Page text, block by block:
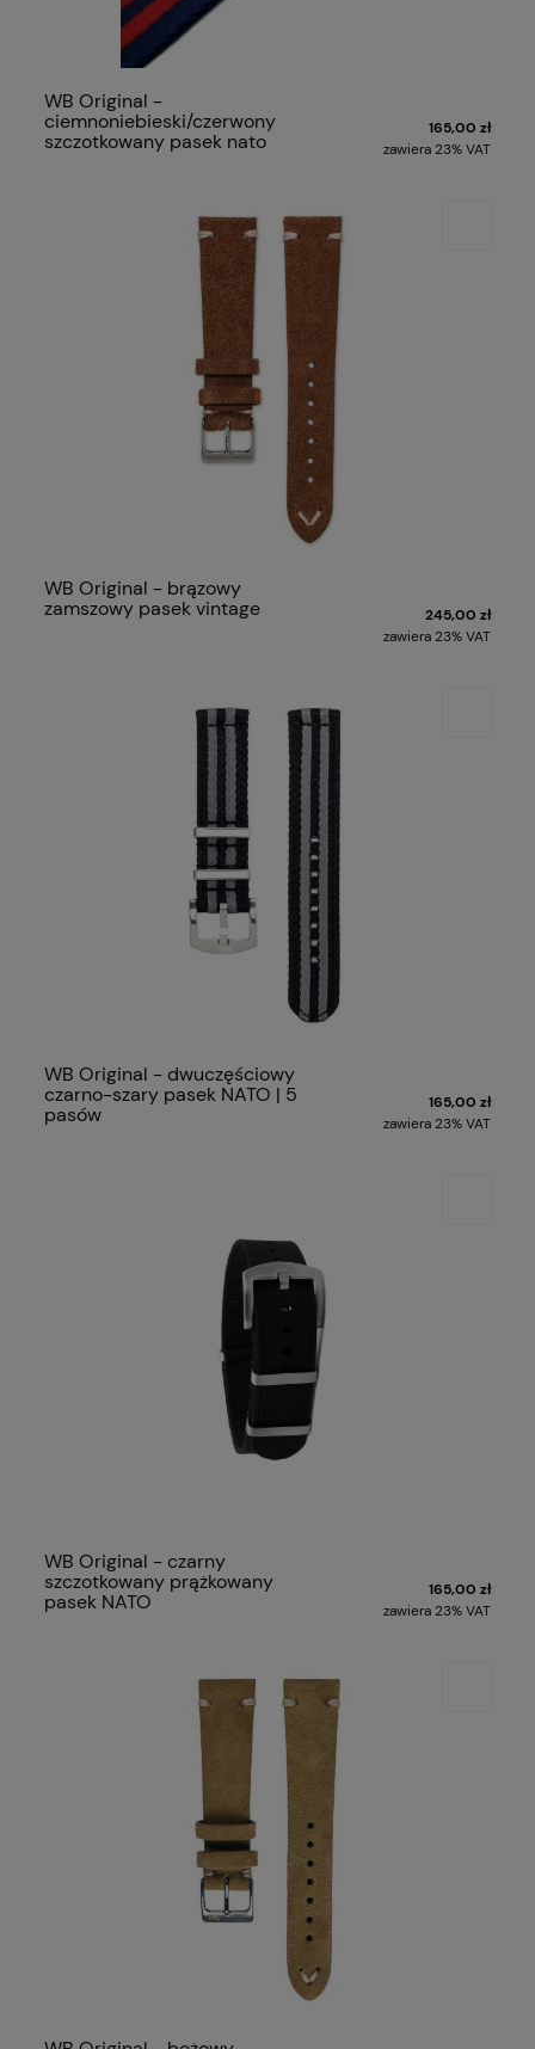
WB Original -
ciemnoniebieski/czerwony
szczotkowany pasek nato
165,00 zł
zawiera 23% VAT
WB Original - brązowy
zamszowy pasek vintage
245,00 zł
zawiera 23% VAT
WB Original - dwuczęściowy
czarno-szary pasek NATO | 5
pasów
165,00 zł
zawiera 23% VAT
WB Original - czarny
szczotkowany prążkowany
pasek NATO
165,00 zł
zawiera 23% VAT